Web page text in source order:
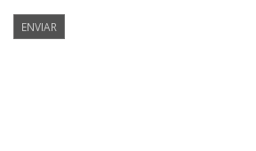
ENVIAR